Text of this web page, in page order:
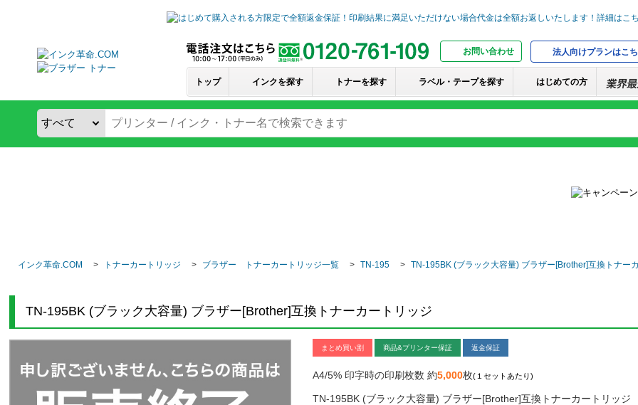
お問い合わせ 法人向けプランはこ
トップ インクを探す トナーを探す ラベル・テープを探す はじめての方
インク革命.COM トナーカートリッジ ブラザー トナーカートリッジ一覧 TN-195 TN-195BK (ブラック大容量) ブラザー[Brother]互換トナー
TN-195BK (ブラック大容量) ブラザー[Brother]互換トナーカートリッジ
まとめ買い割 商品&プリンター保証 返金保証
A4/5% 印字時の印刷枚数 約5,000枚(１セットあたり)
TN-195BK (ブラック大容量) ブラザー[Brother]互換トナーカートリッジ